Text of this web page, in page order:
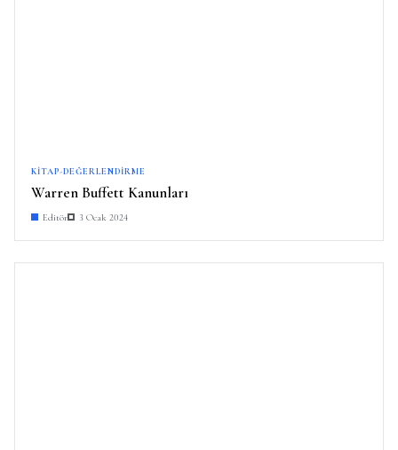
KITAP-DEĞERLENDIRME
Warren Buffett Kanunları
Editör 3 Ocak 2024